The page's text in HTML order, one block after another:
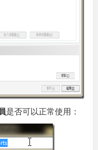
是否可以正常使用：